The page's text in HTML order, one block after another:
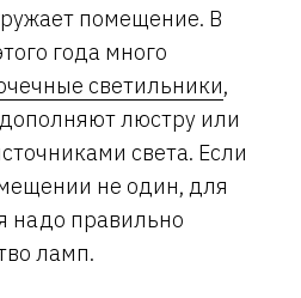
помещение. В
года много
светильники,
люстру или
света. Если
не один, для
надо правильно
ламп.